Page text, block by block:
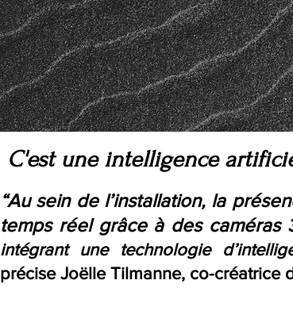
C'est une intelligence
“Au sein de l’installation, la
temps réel grâce à des caméras
intégrant une technologie
précise Joëlle Tilmanne, co-créatrice